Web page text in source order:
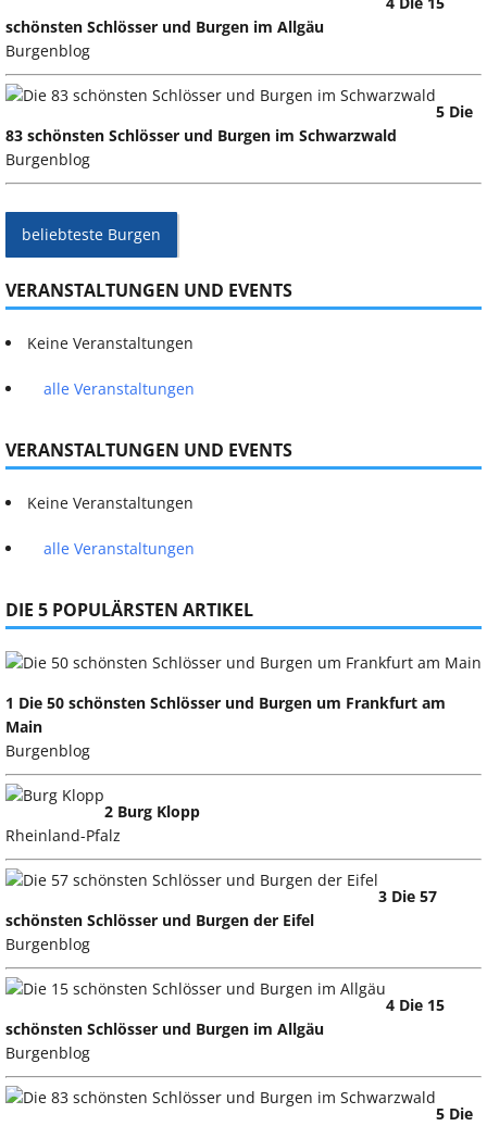
schönsten Schlösser und Burgen im Allgäu
Burgenblog
5 Die
83 schönsten Schlösser und Burgen im Schwarzwald
Burgenblog
beliebteste Burgen
VERANSTALTUNGEN UND EVENTS
Keine Veranstaltungen
alle Veranstaltungen
VERANSTALTUNGEN UND EVENTS
Keine Veranstaltungen
alle Veranstaltungen
DIE 5 POPULÄRSTEN ARTIKEL
1 Die 50 schönsten Schlösser und Burgen um Frankfurt am
Main
Burgenblog
2 Burg Klopp
Rheinland-Pfalz
3 Die 57
schönsten Schlösser und Burgen der Eifel
Burgenblog
4 Die 15
schönsten Schlösser und Burgen im Allgäu
Burgenblog
5 Die